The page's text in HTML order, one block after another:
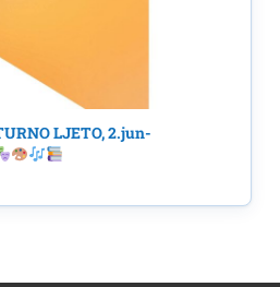
LJETO, 2.jun-